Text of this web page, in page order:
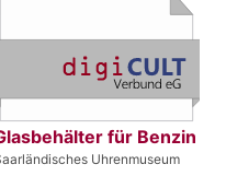
für Benzin
Uhrenmuseum